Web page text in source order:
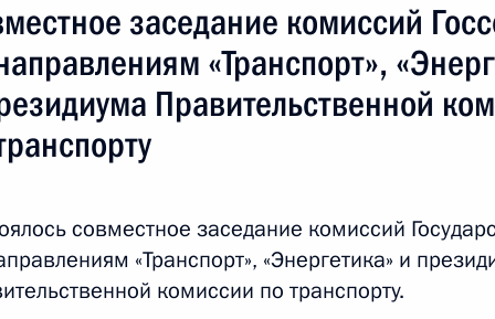
событий
Показать следующие материалы
Путин провёл оперативное совещание в Ново-
заседание комиссий
«Транспорт»,
Правительственной
совместное заседание комиссий
«Транспорт», «Энергетика» и
комиссии по транспорту.